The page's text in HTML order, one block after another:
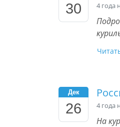
30 4 года
Дек
26 4 года
На